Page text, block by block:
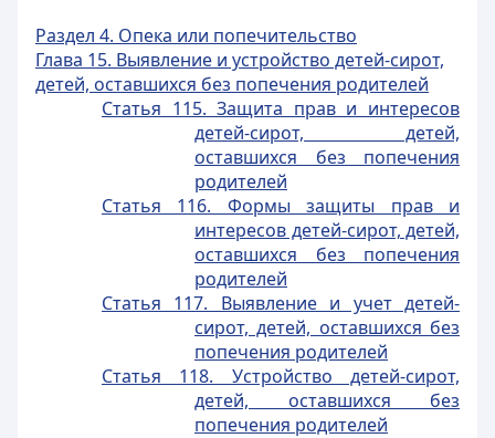
Раздел 4. Опека или попечительство
Глава 15. Выявление и устройство детей-сирот,
детей, оставшихся без попечения родителей
Статья 115. Защита прав и интересов
детей-сирот, детей,
оставшихся без попечения
родителей
Статья 116. Формы защиты прав и
интересов детей-сирот, детей,
оставшихся без попечения
родителей
Статья 117. Выявление и учет детей-
сирот, детей, оставшихся без
попечения родителей
Статья 118. Устройство детей-сирот,
детей, оставшихся без
попечения родителей